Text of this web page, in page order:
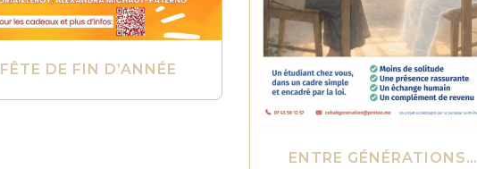
FÊTE DE FIN D’ANNÉE
ENTRE GÉNÉRATIONS…